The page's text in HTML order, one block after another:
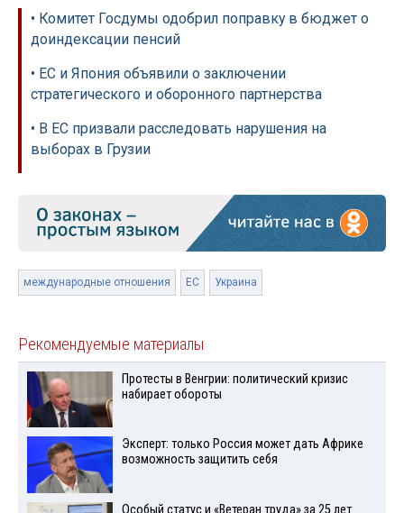
• Комитет Госдумы одобрил поправку в бюджет о
доиндексации пенсий
• ЕС и Япония объявили о заключении
стратегического и оборонного партнерства
• В ЕС призвали расследовать нарушения на
выборах в Грузии
международные отношения ЕС Украина
Рекомендуемые материалы
Протесты в Венгрии: политический кризис
набирает обороты
Эксперт: только Россия может дать Африке
возможность защитить себя